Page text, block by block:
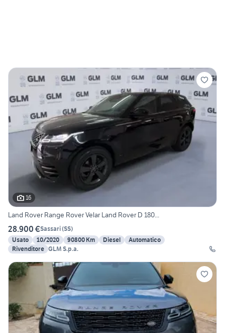
16
Land Rover Range Rover Velar Land Rover D 180...
28.900 €Sassari(SS)
Usato
10/2020 90800 Km Diesel
Automatico
Rivenditore GLM S.p.a.